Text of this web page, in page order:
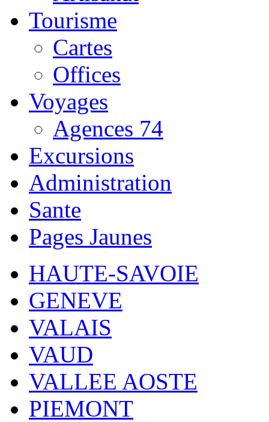
Tourisme
Cartes
Offices
Voyages
Agences 74
Excursions
Administration
Sante
Pages Jaunes
HAUTE-SAVOIE
GENEVE
VALAIS
VAUD
VALLEE AOSTE
PIEMONT